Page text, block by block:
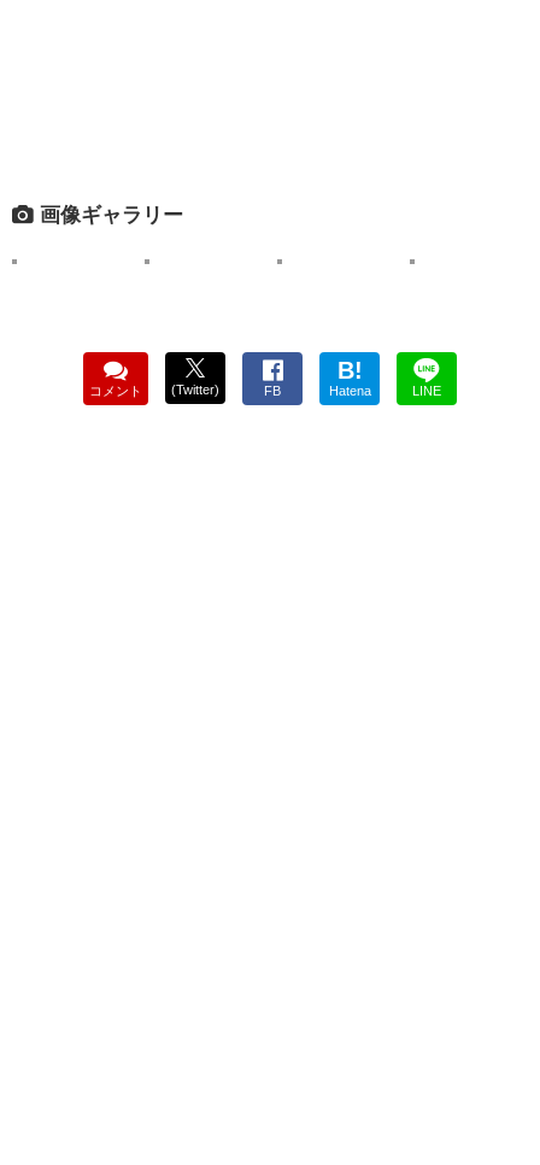
画像ギャラリー
コメント (Twitter) FB
B!
Hatena LINE